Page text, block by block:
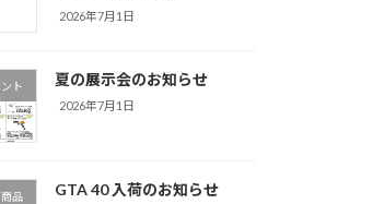
2026年7月1日
ト 夏の展示会のお知らせ
2026年7月1日
品 GTA 40 入荷のお知らせ